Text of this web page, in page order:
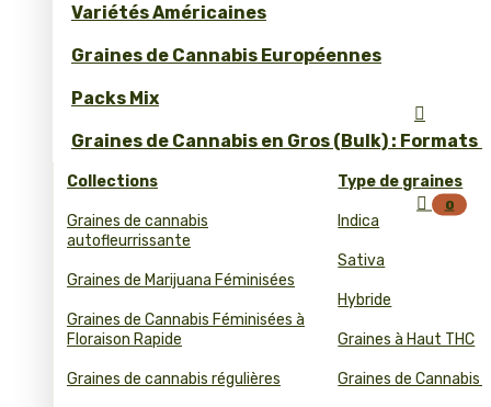
Variétés Américaines
Graines de Cannabis Européennes
Packs Mix
Graines de Cannabis en Gros (Bulk) : Formats
Collections
Graines de cannabis
autofleurrissante
Graines de Marijuana Féminisées
Graines de Cannabis Féminisées à
Floraison Rapide
Graines de cannabis régulières
Type de graines
Indica
Sativa
Hybride
Graines à Haut THC
Graines de Cannabis

 0